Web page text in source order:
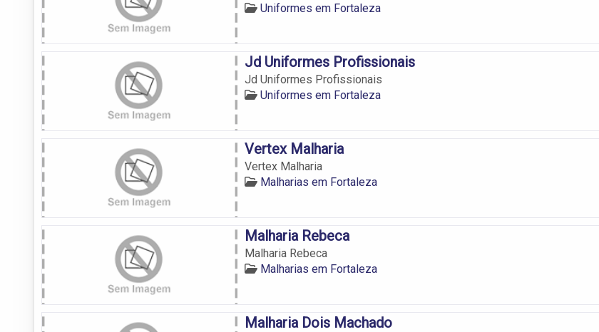
Uniformes em Fortaleza
Jd Uniformes Profissionais
Jd Uniformes Profissionais
Uniformes em Fortaleza
Vertex Malharia
Vertex Malharia
Malharias em Fortaleza
Malharia Rebeca
Malharia Rebeca
Malharias em Fortaleza
Malharia Dois Machado